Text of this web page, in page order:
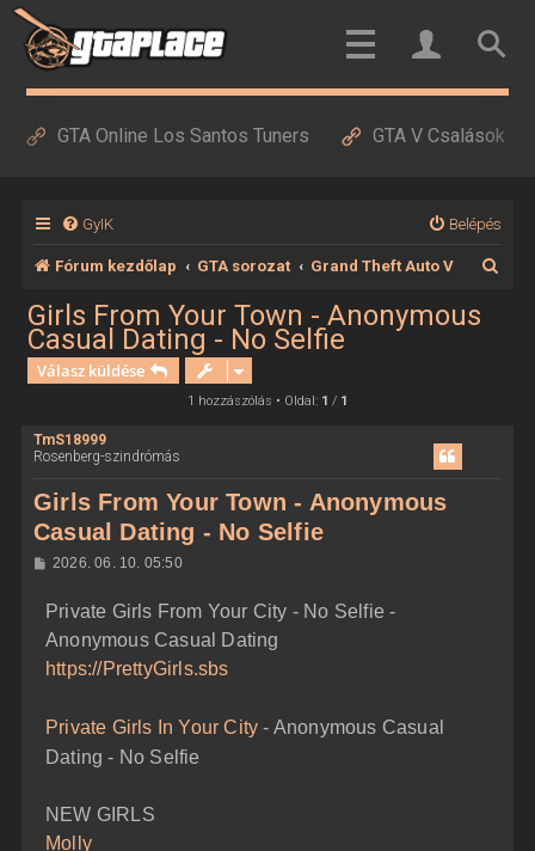
GTA Online Los Santos Tuners GTA V Csalások
GyIK Belépés
Fórum kezdőlap GTA sorozat Grand Theft Auto V
Girls From Your Town - Anonymous
Casual Dating - No Selfie
Válasz küldése
1 hozzászólás • Oldal: 1 / 1
TmS18999
Rosenberg-szindrómás
Girls From Your Town - Anonymous
Casual Dating - No Selfie
H
z
á
s
z
ó
s
2026. 06. 10. 05:50
Private Girls From Your City - No Selfie -
Anonymous Casual Dating
https://PrettyGirls.sbs
Private Girls In Your City - Anonymous Casual
Dating - No Selfie
NEW GIRLS
Molly